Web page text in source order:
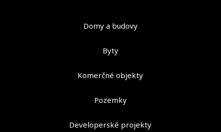
Domy a budovy
Byty
Komerčné objekty
Pozemky
Developerské projekty